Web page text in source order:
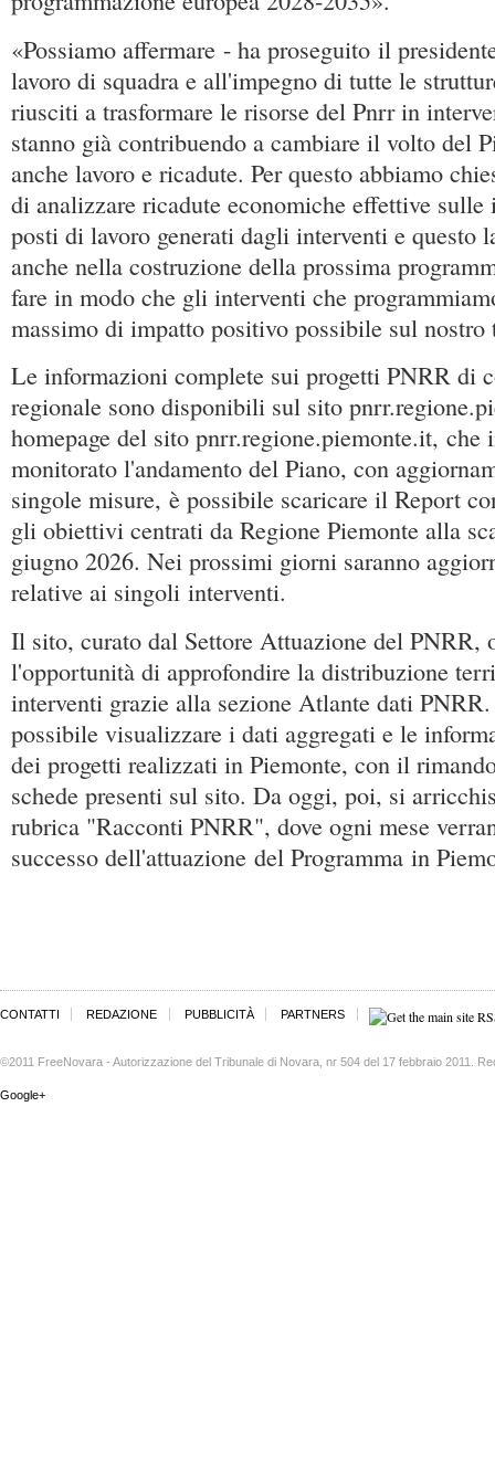
«Possiamo affermare - ha proseguito il
lavoro di squadra e all'impegno di tutte le
riusciti a trasformare le risorse del Pnrr in
stanno già contribuendo a cambiare il volto del
anche lavoro e ricadute. Per questo abbiamo
di analizzare ricadute economiche effettive sulle
posti di lavoro generati dagli interventi e questo
anche nella costruzione della prossima
fare in modo che gli interventi che
massimo di impatto positivo possibile sul
Le informazioni complete sui progetti PNRR di
regionale sono disponibili sul sito
homepage del sito pnrr.regione.piemonte.it, che
monitorato l'andamento del Piano, con
singole misure, è possibile scaricare il Report
gli obiettivi centrati da Regione Piemonte alla
giugno 2026. Nei prossimi giorni saranno
relative ai singoli interventi.
Il sito, curato dal Settore Attuazione del PNRR,
l'opportunità di approfondire la distribuzione
interventi grazie alla sezione Atlante dati
possibile visualizzare i dati aggregati e le
dei progetti realizzati in Piemonte, con il
schede presenti sul sito. Da oggi, poi, si
rubrica "Racconti PNRR", dove ogni mese
successo dell'attuazione del Programma in
CONTATTI REDAZIONE PUBBLICITÀ PARTNERS
©2011 FreeNovara - Autorizzazione del Tribunale di Novara, nr 504 del 17 febbraio 2011.
Google+